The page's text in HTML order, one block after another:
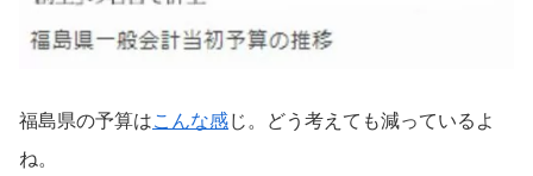
福島県の予算はこんな感じ。どう考えても減っているよ
ね。